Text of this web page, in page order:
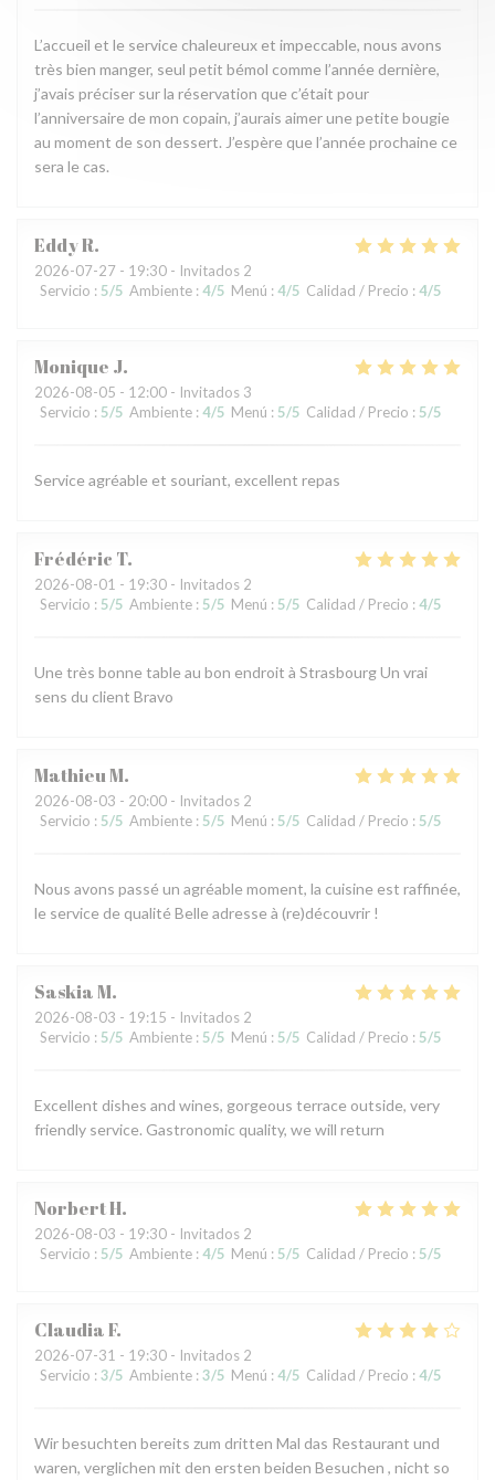
L’accueil et le service chaleureux et impeccable, nous avons
très bien manger, seul petit bémol comme l’année dernière,
j’avais préciser sur la réservation que c’était pour
l’anniversaire de mon copain, j’aurais aimer une petite bougie
au moment de son dessert. J’espère que l’année prochaine ce
sera le cas.
EddyR
2026-07-27 - 19:30 - Invitados 2
Servicio : 5/5 Ambiente : 4/5 Menú : 4/5 Calidad / Precio : 4/5
Monique J
2026-08-05 - 12:00 - Invitados 3
Servicio : 5/5 Ambiente : 4/5 Menú : 5/5 Calidad / Precio : 5/5
Service agréable et souriant, excellent repas
Frédéric T
2026-08-01 - 19:30 - Invitados 2
Servicio : 5/5 Ambiente : 5/5 Menú : 5/5 Calidad / Precio : 4/5
Une très bonne table au bon endroit à Strasbourg Un vrai
sens du client Bravo
MathieuM
2026-08-03 - 20:00 - Invitados 2
Servicio : 5/5 Ambiente : 5/5 Menú : 5/5 Calidad / Precio : 5/5
Nous avons passé un agréable moment, la cuisine est raffinée,
le service de qualité Belle adresse à (re)découvrir !
SaskiaM
2026-08-03 - 19:15 - Invitados 2
Servicio : 5/5 Ambiente : 5/5 Menú : 5/5 Calidad / Precio : 5/5
Excellent dishes and wines, gorgeous terrace outside, very
friendly service. Gastronomic quality, we will return
NorbertH
2026-08-03 - 19:30 - Invitados 2
Servicio : 5/5 Ambiente : 4/5 Menú : 5/5 Calidad / Precio : 5/5
ClaudiaF
2026-07-31 - 19:30 - Invitados 2
Servicio : 3/5 Ambiente : 3/5 Menú : 4/5 Calidad / Precio : 4/5
Wir besuchten bereits zum dritten Mal das Restaurant und
waren, verglichen mit den ersten beiden Besuchen , nicht so